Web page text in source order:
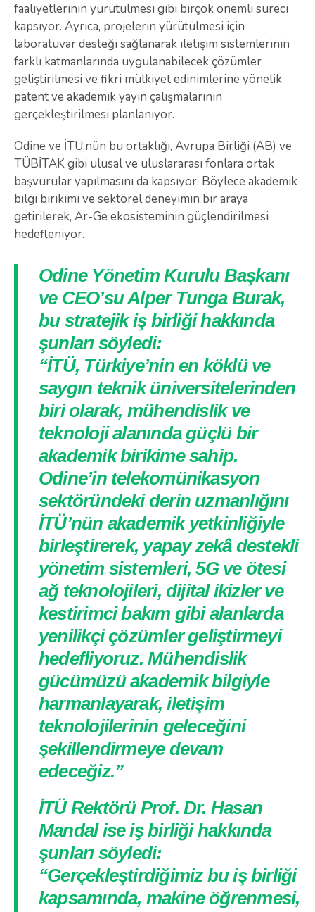
faaliyetlerinin yürütülmesi gibi birçok önemli süreci
kapsıyor. Ayrıca, projelerin yürütülmesi için
laboratuvar desteği sağlanarak iletişim sistemlerinin
farklı katmanlarında uygulanabilecek çözümler
geliştirilmesi ve fikri mülkiyet edinimlerine yönelik
patent ve akademik yayın çalışmalarının
gerçekleştirilmesi planlanıyor.
Odine ve İTÜ’nün bu ortaklığı, Avrupa Birliği (AB) ve
TÜBİTAK gibi ulusal ve uluslararası fonlara ortak
başvurular yapılmasını da kapsıyor. Böylece akademik
bilgi birikimi ve sektörel deneyimin bir araya
getirilerek, Ar-Ge ekosisteminin güçlendirilmesi
hedefleniyor.
Odine Yönetim Kurulu Başkanı
ve CEO’su Alper Tunga Burak,
bu stratejik iş birliği hakkında
şunları söyledi:
“İTÜ, Türkiye’nin en köklü ve
saygın teknik üniversitelerinden
biri olarak, mühendislik ve
teknoloji alanında güçlü bir
akademik birikime sahip.
Odine’in telekomünikasyon
sektöründeki derin uzmanlığını
İTÜ’nün akademik yetkinliğiyle
birleştirerek, yapay zekâ destekli
yönetim sistemleri, 5G ve ötesi
ağ teknolojileri, dijital ikizler ve
kestirimci bakım gibi alanlarda
yenilikçi çözümler geliştirmeyi
hedefliyoruz. Mühendislik
gücümüzü akademik bilgiyle
harmanlayarak, iletişim
teknolojilerinin geleceğini
şekillendirmeye devam
edeceğiz.”
İTÜ Rektörü Prof. Dr. Hasan
Mandal ise iş birliği hakkında
şunları söyledi:
“Gerçekleştirdiğimiz bu iş birliği
kapsamında, makine öğrenmesi,